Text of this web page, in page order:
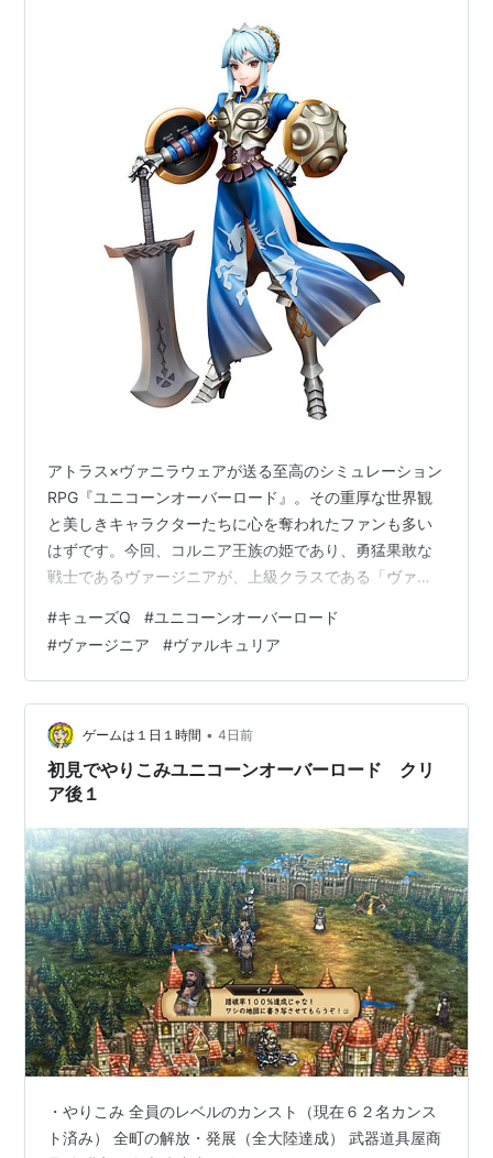
アトラス×ヴァニラウェアが送る至高のシミュレーション
RPG『ユニコーンオーバーロード』。その重厚な世界観
と美しきキャラクターたちに心を奪われたファンも多い
はずです。今回、コルニア王族の姫であり、勇猛果敢な
戦士であるヴァージニアが、上級クラスである「ヴァル
ました！ メーカーは圧倒的な造形力とクオリティでファ
ンから絶大な信頼を寄せるキューズQ。凛とした佇まいの
中に漂う王族の気品、そして戦場を駆け抜ける戦士とし
ての力強さ……そのすべてが1/7スケールの中に極限まで
凝縮されています。今回はこの至高の逸品が持つディテ
ールの美しさと溢れ出る魅力を、余すこと…
#キューズQ #ユニコーンオーバーロード
#ヴァージニア #ヴァルキュリア
ゲームは１日１時間 • 4日前
初見でやりこみユニコーンオーバーロード クリ
ア後１
・やりこみ 全員のレベルのカンスト（現在６２名カンス
ト済み） 全町の解放・発展（全大陸達成） 武器道具屋商